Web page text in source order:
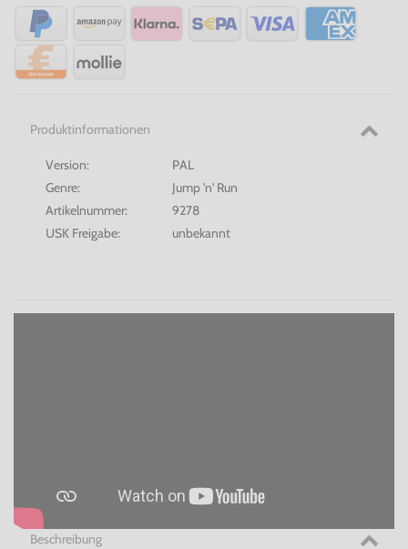
Produktinformationen
Version:
PAL
Genre:
Jump 'n' Run
Artikelnummer:
9278
USK Freigabe:
unbekannt
Beschreibung